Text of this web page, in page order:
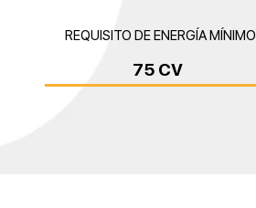
REQUISITO DE ENERGÍA MÍNIMO
75 CV